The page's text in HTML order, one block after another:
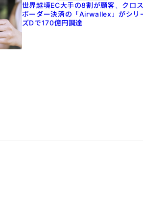
世界越境EC大手の8割が顧客、クロ
ボーダー決済の「Airwallex」がシリ
ズDで170億円調達